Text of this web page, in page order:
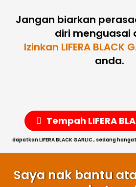
Jangan biarkan
diri menguasai
Izinkan LIFERA BLACK
anda.
Tempah LIFERA
dapatkan LIFERA BLACK GARLIC , sedang
Saya nak bantu